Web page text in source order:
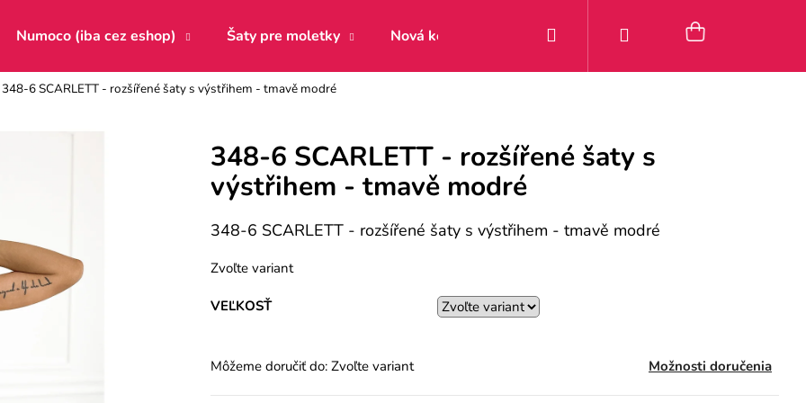
Numoco (iba cez eshop) Šaty pre moletky Nová kolekcia Zľavy Posledné kúsky 9–49 €
PrihlásenieNákupný
348-6 SCARLETT - rozšířené šaty s výstřihem - tmavě modré
348-6 SCARLETT - rozšířené šaty s
výstřihem - tmavě modré
348-6 SCARLETT - rozšířené šaty s výstřihem - tmavě modré
VEĽKOSŤ
Môžeme doručiť do: Zvoľte variant Možnosti doručenia
Zvoľte variant
Čo potrebujete nájsť?
HĽADAŤ
Odporúčame